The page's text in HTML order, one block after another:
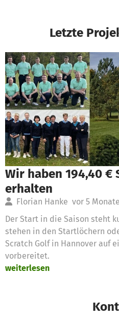
Letzte
Wir haben 194,40 €
erhalten
Florian Hanke vor 5
Der Start in die Saison steht
stehen in den Startlöchern
Scratch Golf in Hannover auf
vorbereitet.
weiterlesen